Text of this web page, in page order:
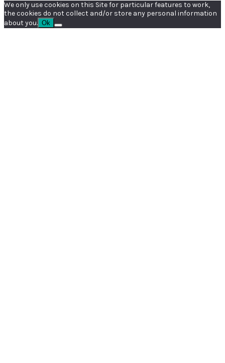
We only use cookies on this Site for particular features to work,
the cookies do not collect and/or store any personal information
about you. Ok